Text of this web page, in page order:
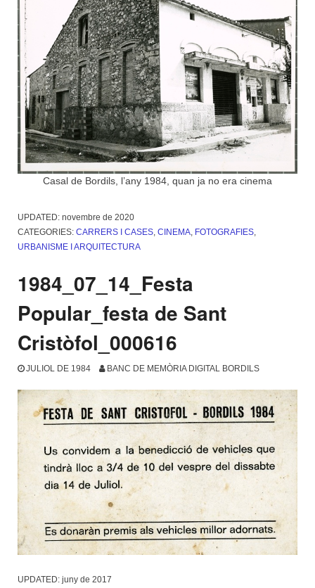
Casal de Bordils, l’any 1984, quan ja no era cinema
UPDATED: novembre de 2020
CATEGORIES: CARRERS I CASES, CINEMA, FOTOGRAFIES,
URBANISME I ARQUITECTURA
1984_07_14_Festa
Popular_festa de Sant
Cristòfol_000616
JULIOL DE 1984 BANC DE MEMÒRIA DIGITAL BORDILS
UPDATED: juny de 2017